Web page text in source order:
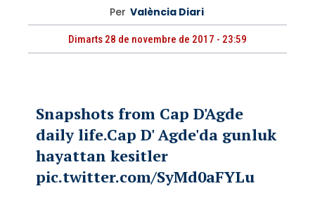
Per València Diari
Dimarts 28 de novembre de 2017 - 23:59
Snapshots from Cap D'Agde
daily life.Cap D' Agde'da gunluk
hayattan kesitler
pic.twitter.com/SyMd0aFYLu